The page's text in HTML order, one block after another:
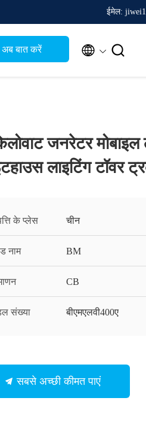
ईमेल:
अब बात करें  
जनरेटर मोबाइल
लाइटिंग टॉवर
के प्लेस चीन
नाम BM
CB
संख्या बीएमएलवी400ए
सबसे अच्छी कीमत पाएं